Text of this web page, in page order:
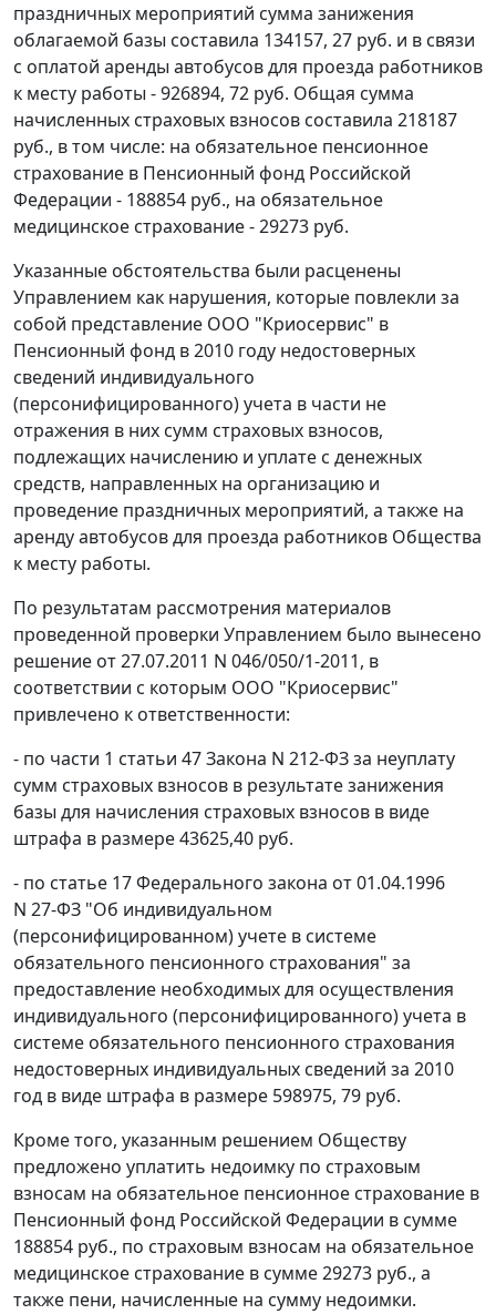
праздничных мероприятий сумма занижения
облагаемой базы составила 134157, 27 руб. и в связи
с оплатой аренды автобусов для проезда работников
к месту работы - 926894, 72 руб. Общая сумма
начисленных страховых взносов составила 218187
руб., в том числе: на обязательное пенсионное
страхование в Пенсионный фонд Российской
Федерации - 188854 руб., на обязательное
медицинское страхование - 29273 руб.
Указанные обстоятельства были расценены
Управлением как нарушения, которые повлекли за
собой представление ООО "Криосервис" в
Пенсионный фонд в 2010 году недостоверных
сведений индивидуального
(персонифицированного) учета в части не
отражения в них сумм страховых взносов,
подлежащих начислению и уплате с денежных
средств, направленных на организацию и
проведение праздничных мероприятий, а также на
аренду автобусов для проезда работников Общества
к месту работы.
По результатам рассмотрения материалов
проведенной проверки Управлением было вынесено
решение от 27.07.2011 N 046/050/1-2011, в
соответствии с которым ООО "Криосервис"
привлечено к ответственности:
- по части 1 статьи 47Закона N 212-ФЗ за неуплату
сумм страховых взносов в результате занижения
базы для начисления страховых взносов в виде
штрафа в размере 43625,40 руб.
- по статье 17Федерального закона от 01.04.1996
N 27-ФЗ "Об индивидуальном
(персонифицированном) учете в системе
обязательного пенсионного страхования" за
предоставление необходимых для осуществления
индивидуального (персонифицированного) учета в
системе обязательного пенсионного страхования
недостоверных индивидуальных сведений за 2010
год в виде штрафа в размере 598975, 79 руб.
Кроме того, указанным решением Обществу
предложено уплатить недоимку по страховым
взносам на обязательное пенсионное страхование в
Пенсионный фонд Российской Федерации в сумме
188854 руб., по страховым взносам на обязательное
медицинское страхование в сумме 29273 руб., а
также пени, начисленные на сумму недоимки.